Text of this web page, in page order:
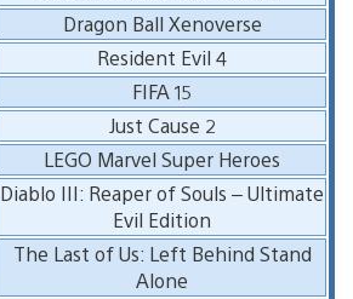
Dragon Ball Xenoverse
Resident Evil 4
FIFA 15
Just Cause 2
LEGO Marvel Super Heroes
Diablo III: Reaper of Souls – Ultimate
Evil Edition
The Last of Us: Left Behind Stand
Alone